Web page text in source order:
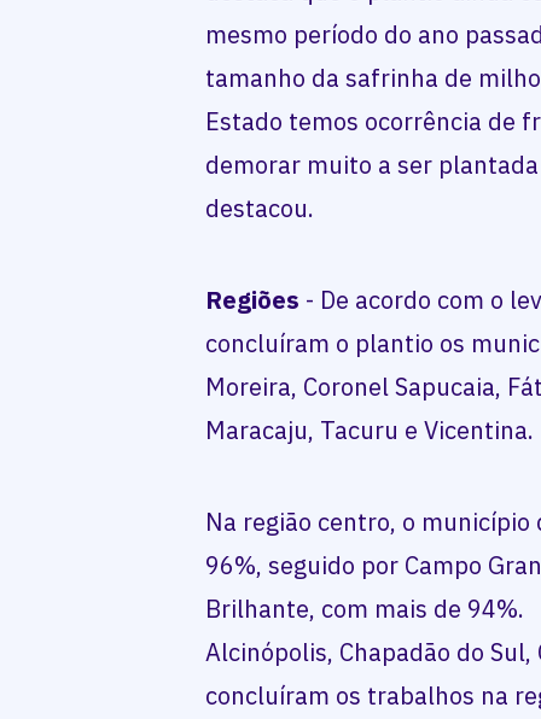
mesmo período do ano
tamanho da safrinha de
Estado temos ocorrência de
demorar muito a ser
destacou.
Regiões - De acordo com o
concluíram o plantio os
Moreira, Coronel Sapucaia,
Maracaju, Tacuru e
Na região centro, o
96%, seguido por Campo
Brilhante, com mais de 94%.
Alcinópolis, Chapadão do
concluíram os trabalhos na